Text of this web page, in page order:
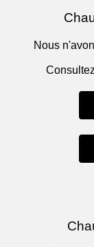
Nous